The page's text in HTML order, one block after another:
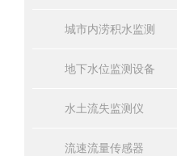
城市内涝积水监测
地下水位监测设备
水土流失监测仪
流速流量传感器